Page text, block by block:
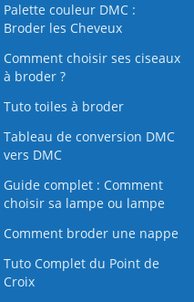
Palette couleur DMC :
Broder les Cheveux
Comment choisir ses ciseaux
à broder ?
Tuto toiles à broder
Tableau de conversion DMC
vers DMC
Guide complet : Comment
choisir sa lampe ou lampe
Comment broder une nappe
Tuto Complet du Point de
Croix